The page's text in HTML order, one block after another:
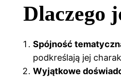
Dlaczego
Spójność
podkreślają jej
Wyjątkowe